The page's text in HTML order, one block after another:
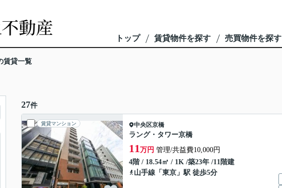
トップ 賃貸物件を探す 売買物件を探す
賃貸一覧
27件
賃貸マンション 中央区京橋
ラング・タワー京橋
11万円 管理/共益費10,000円
4階 / 18.54㎡ / 1K /築23年 /11階建
山手線 「 東京 」駅 徒歩5分